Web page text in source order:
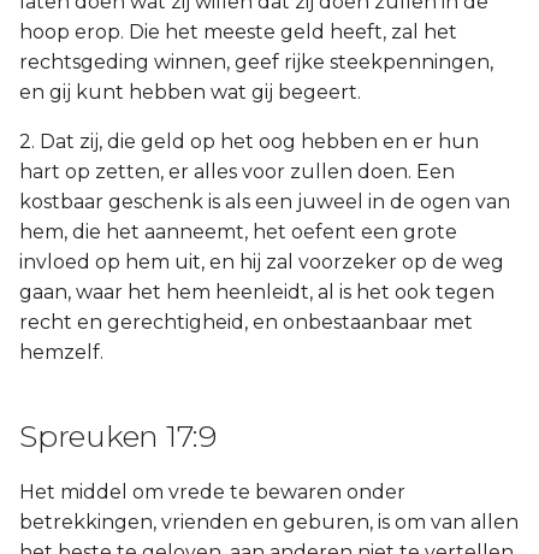
hoop erop. Die het meeste geld heeft, zal het
rechtsgeding winnen, geef rijke steekpenningen,
en gij kunt hebben wat gij begeert.
2. Dat zij, die geld op het oog hebben en er hun
hart op zetten, er alles voor zullen doen. Een
kostbaar geschenk is als een juweel in de ogen van
hem, die het aanneemt, het oefent een grote
invloed op hem uit, en hij zal voorzeker op de weg
gaan, waar het hem heenleidt, al is het ook tegen
recht en gerechtigheid, en onbestaanbaar met
hemzelf.
Spreuken 17:9
Het middel om vrede te bewaren onder
betrekkingen, vrienden en geburen, is om van allen